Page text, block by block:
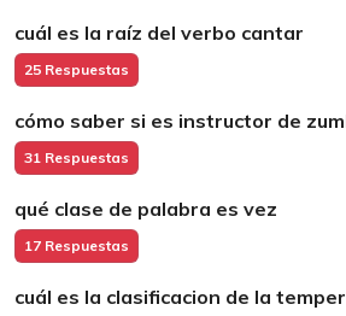
cuál es la raíz del verbo cantar
25 Respuestas
cómo saber si es instructor de
31 Respuestas
qué clase de palabra es vez
17 Respuestas
cuál es la clasificacion de la